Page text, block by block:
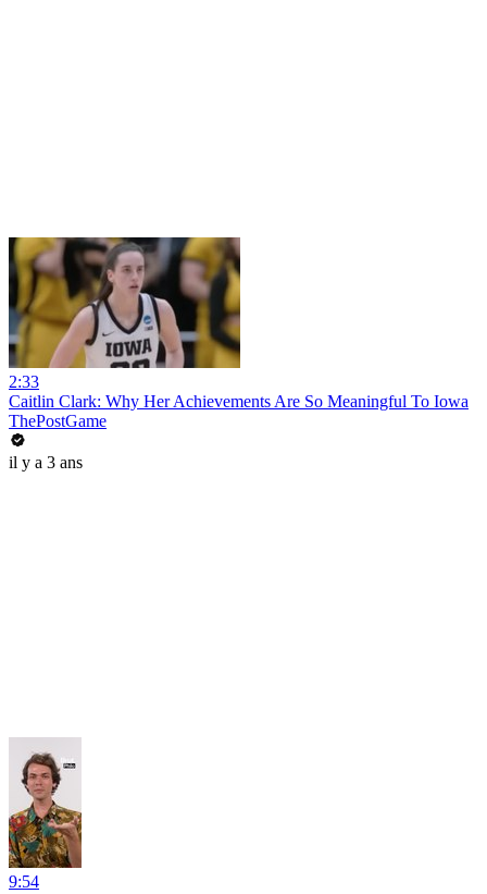
2:33
Caitlin Clark: Why Her Achievements Are So Meaningful To Iowa
ThePostGame
il y a 3 ans
9:54